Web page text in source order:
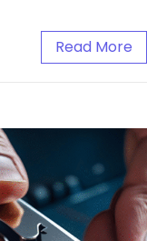
Read More